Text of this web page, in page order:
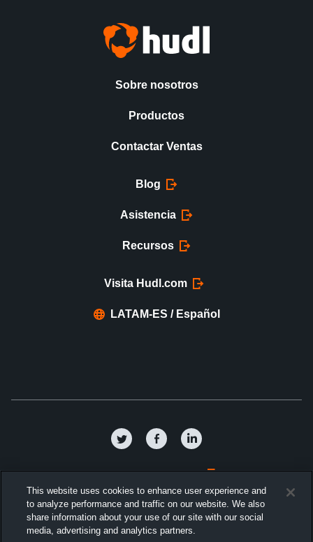
Sobre nosotros
Productos
Contactar Ventas
Blog
Asistencia
Recursos
Visita Hudl.com
LATAM-ES / Español
Términos y condiciones
Acuerdo de licencia de software
This website uses cookies to enhance user experience and
to analyze performance and traffic on our website. We also
share information about your use of our site with our social
media, advertising and analytics partners.